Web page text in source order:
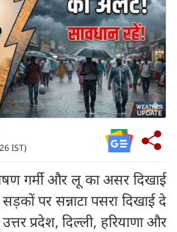
IST)
गर्मी और लू का असर दिखाई
पर सन्नाटा पसरा दिखाई दे
प्रदेश, दिल्ली, हरियाणा और